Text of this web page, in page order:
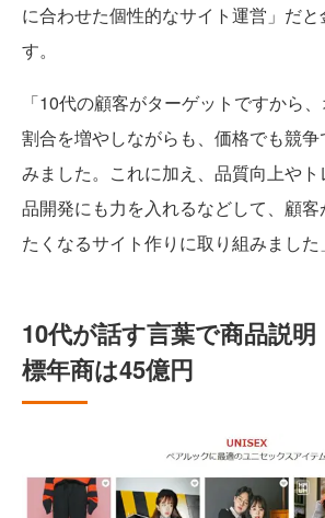
に合わせた個性的なサイト運営」だと
す。
「10代の顧客がターゲットですから
割合を増やしながらも、価格でも競
みました。これに加え、品質向上や
品開発にも力を入れるなどして、顧
たくなるサイト作りに取り組みました
10代が話す言葉で商品説
標年商は45億円